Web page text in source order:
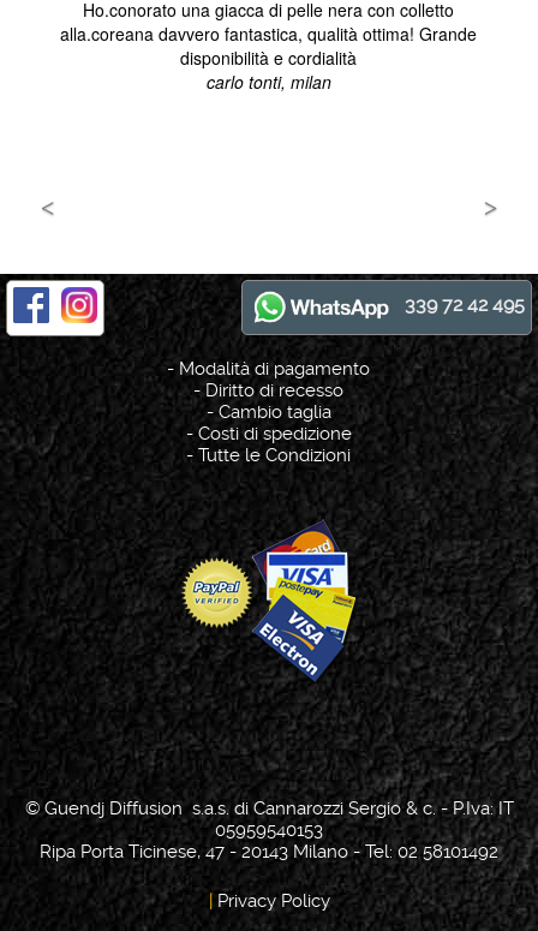
339 72 42 495
- Modalità di pagamento
-Diritto di recesso
- Cambio taglia
-Costi di spedizione
-Tutte le Condizioni
© Guendj Diffusion s.a.s. di Cannarozzi Sergio & c. - P.Iva: IT
05959540153
Ripa Porta Ticinese, 47 - 20143 Milano - Tel: 02 58101492
| Privacy Policy